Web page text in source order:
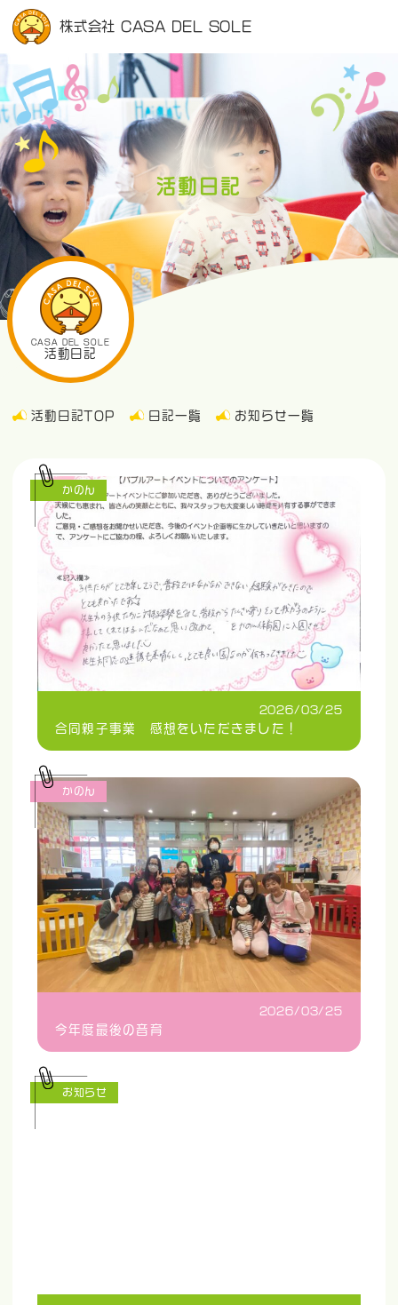
株式会社 CASA DEL SOLE
活動日記
CASA DEL SOLE
活動日記
活動日記TOP 日記一覧 お知らせ一覧
2026/03/25
合同親子事業 感想をいただきました！
かのん
2026/03/25
今年度最後の音育
かのん
お知らせ